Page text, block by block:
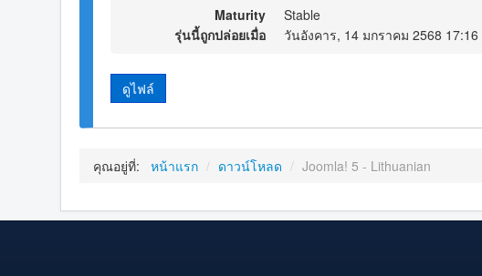
Maturity
Stable
รุ่นนี้ถูกปล่อยเมื่อ
วันอังคาร, 14 มกราคม 2568 17:16
ดูไฟล์
คุณอยู่ที่: หน้าแรก / ดาวน์โหลด / Joomla! 5 - Lithuanian